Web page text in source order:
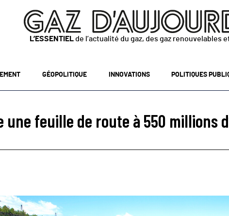
L’ESSENTIEL de l’actualité du gaz, des gaz renouvelables
GÉOPOLITIQUE INNOVATIONS POLITIQUES
une feuille de route à 550 millions